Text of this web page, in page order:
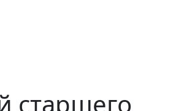
старшего